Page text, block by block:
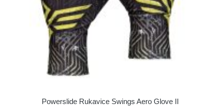
Powerslide Rukavice Swings Aero Glove II